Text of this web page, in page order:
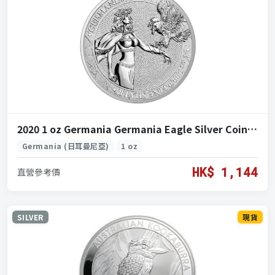
2020 1 oz Germania Germania Eagle Silver Coin (2020 日耳曼尼亞 日耳曼尼亞鷹 銀 1 盎司)
Germania (日耳曼尼亞) 1 oz
直營參考價 HK$ 1,144
SILVER 現貨